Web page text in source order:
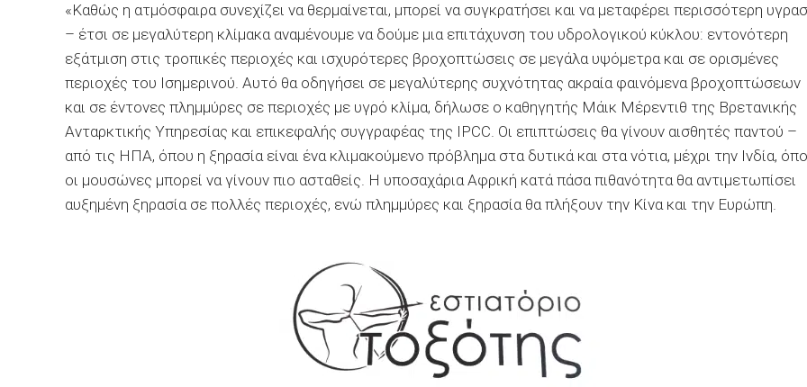
«Καθώς η ατμόσφαιρα συνεχίζει να θερμαίνεται, μπορεί να συγκρατήσει και να μεταφέρει περισσότερη
– έτσι σε μεγαλύτερη κλίμακα αναμένουμε να δούμε μια επιτάχυνση του υδρολογικού κύκλου: εντονότερη
εξάτμιση στις τροπικές περιοχές και ισχυρότερες βροχοπτώσεις σε μεγάλα υψόμετρα και σε ορισμένες
περιοχές του Ισημερινού. Αυτό θα οδηγήσει σε μεγαλύτερης συχνότητας ακραία φαινόμενα βροχοπτώσεων
και σε έντονες πλημμύρες σε περιοχές με υγρό κλίμα, δήλωσε ο καθηγητής Μάικ Μέρεντιθ της Βρετανικής
Ανταρκτικής Υπηρεσίας και επικεφαλής συγγραφέας της IPCC. Οι επιπτώσεις θα γίνουν αισθητές παντού –
από τις ΗΠΑ, όπου η ξηρασία είναι ένα κλιμακούμενο πρόβλημα στα δυτικά και στα νότια, μέχρι την Ινδία,
οι μουσώνες μπορεί να γίνουν πιο ασταθείς. Η υποσαχάρια Αφρική κατά πάσα πιθανότητα θα αντιμετωπίσει
αυξημένη ξηρασία σε πολλές περιοχές, ενώ πλημμύρες και ξηρασία θα πλήξουν την Κίνα και την Ευρώπη.